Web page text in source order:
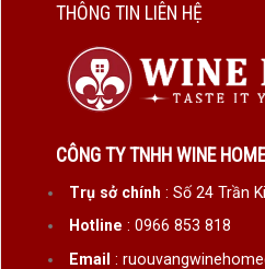
THÔNG TIN LIÊN HỆ
CÔNG TY TNHH WINE
Trụ sở chính : Số 24 Trần
Hotline : 0966 853 818
Email :